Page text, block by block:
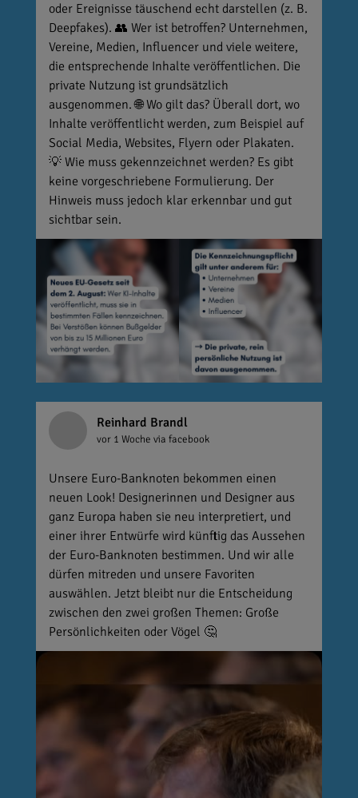
oder Ereignisse täuschend echt darstellen (z. B.
Deepfakes). 👥 Wer ist betroffen? Unternehmen,
Vereine, Medien, Influencer und viele weitere,
die entsprechende Inhalte veröffentlichen. Die
private Nutzung ist grundsätzlich
ausgenommen. 🌐 Wo gilt das? Überall dort, wo
Inhalte veröffentlicht werden, zum Beispiel auf
Social Media, Websites, Flyern oder Plakaten.
💡 Wie muss gekennzeichnet werden? Es gibt
keine vorgeschriebene Formulierung. Der
Hinweis muss jedoch klar erkennbar und gut
sichtbar sein.
Reinhard Brandl
vor 1 Woche via facebook
Unsere Euro-Banknoten bekommen einen
neuen Look! Designerinnen und Designer aus
ganz Europa haben sie neu interpretiert, und
einer ihrer Entwürfe wird künftig das Aussehen
der Euro-Banknoten bestimmen. Und wir alle
dürfen mitreden und unsere Favoriten
auswählen. Jetzt bleibt nur die Entscheidung
zwischen den zwei großen Themen: Große
Persönlichkeiten oder Vögel 🤔